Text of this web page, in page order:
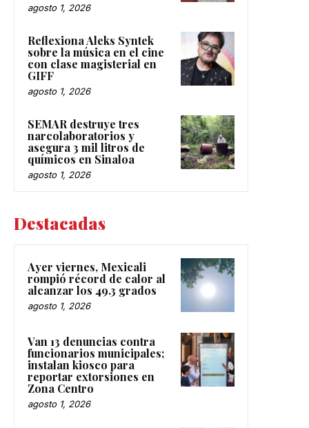
agosto 1, 2026
Reflexiona Aleks Syntek
sobre la música en el cine
con clase magisterial en
GIFF
agosto 1, 2026
SEMAR destruye tres
narcolaboratorios y
asegura 3 mil litros de
químicos en Sinaloa
agosto 1, 2026
Destacadas
Ayer viernes, Mexicali
rompió récord de calor al
alcanzar los 49.3 grados
agosto 1, 2026
Van 13 denuncias contra
funcionarios municipales;
instalan kiosco para
reportar extorsiones en
Zona Centro
agosto 1, 2026